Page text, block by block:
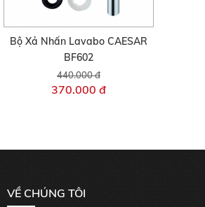
Bộ Xả Nhấn Lavabo CAESAR
BF602
440.000 đ
370.000 đ
VỀ CHÚNG TÔI